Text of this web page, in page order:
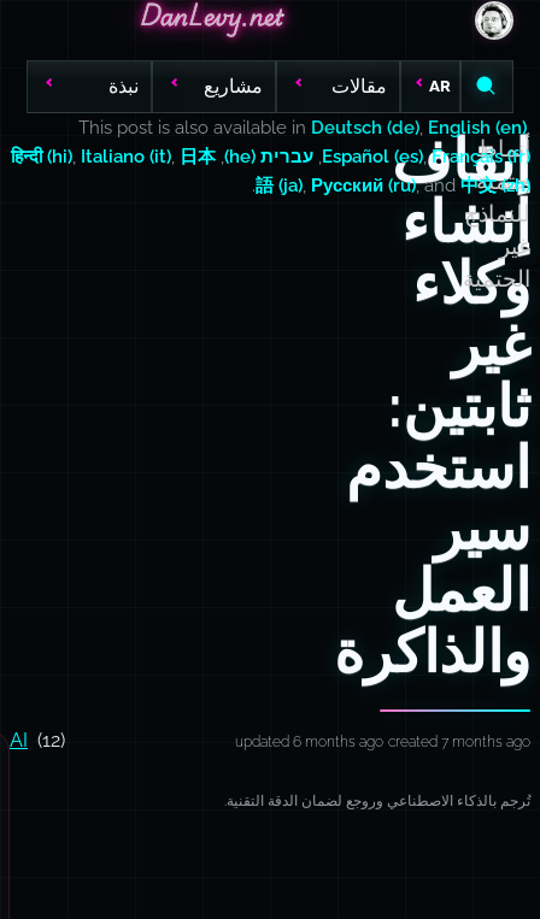
DanLevy.net
DanLevy.net
DanLevy.net
AR مقالات مشاريع نبذة
إيقاف
إنشاء
وكلاء
غير
ثابتين:
استخدم
سير
العمل
والذاكرة
أنماط
حتمية
للنماذج
غير
الحتمية
This post is also available in Deutsch (de), English (en),
Español (es),Français (fr)
, עברית (he) ,
हिन्दी (hi), Italiano (it), 日本
語 (ja), Русский (ru), and中文 (zh)
.
created 7 months ago
updated 6 months ago
AI (12)
تُرجم بالذكاء الاصطناعي وروجع لضمان الدقة التقنية.